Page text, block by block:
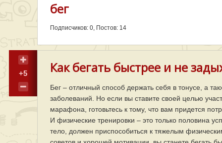
бег
Подписчиков: 0, Постов: 14
+5 Как бегать быстрее и не
Бег – отличный способ держать себя в тонусе, а
заболеваний. Но если вы ставите своей целью
марафона, готовьтесь к тому, что вам придется
И физические тренировки – это только половина
тело, должен приспособиться к тяжелым